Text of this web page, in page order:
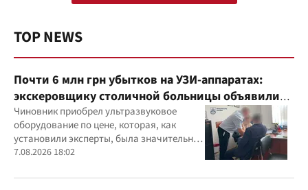
TOP NEWS
Почти 6 млн грн убытков на УЗИ-аппаратах:
экскеровщику столичной больницы объявили
подозрение
Чиновник приобрел ультразвуковое
оборудование по цене, которая, как
установили эксперты, была значительно
выше рыночной
7.08.2026 18:02